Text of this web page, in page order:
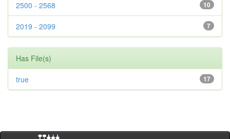
10
2500 - 2568
7
2019 - 2099
Has File(s)
17
true